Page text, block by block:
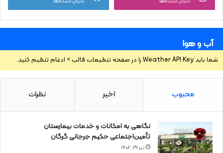
آب و هوا
شما باید Weather API Key را در صفحه تنظیمات قالب > ادغام تنظیم کنید.
محبوب اخیر نظرات
نگاهی به امکانات و خدمات بیمارستان
تأمین‌اجتماعی حکیم جرجانی گرگان
تیر ۲۶, ۱۴۰۲